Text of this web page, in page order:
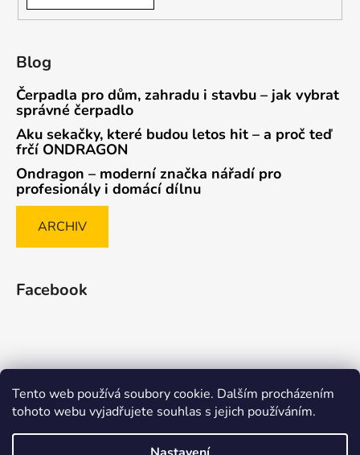
Tento web používá soubory cookie. Dalším procházením
tohoto webu vyjadřujete souhlas s jejich používáním.
Blog
Čerpadla pro dům, zahradu i stavbu – jak vybrat
správné čerpadlo
Aku sekačky, které budou letos hit – a proč teď
frčí ONDRAGON
Ondragon – moderní značka nářadí pro
profesionály i domácí dílnu
ARCHIV
Facebook
Způsob ověřování recenzí